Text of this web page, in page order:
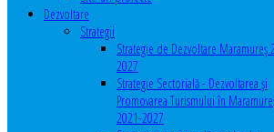
Dezvoltare
Strategii
Strategie de Dezvoltare Maramureș
2027
Strategie Sectorială - Dezvoltarea și
Promovarea Turismului în
2021-2027